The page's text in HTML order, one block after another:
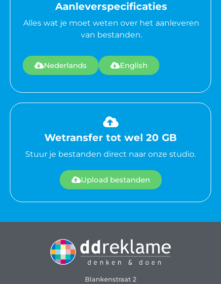
Aanleverspecificaties
Alles wat je moet weten over het aanleveren
van bestanden.
Nederlands English
Wetransfer tot wel 20 GB
Stuur je bestanden direct naar onze studio.
Upload bestanden
Blankenstraat 2